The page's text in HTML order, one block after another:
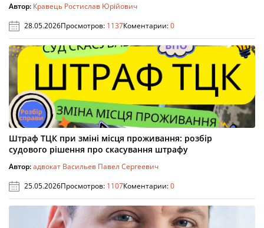
Автор: Кравець Ростислав Юрійович
28.05.2026Просмотров: 1137Коментарии:0
Штраф ТЦК при зміні місця проживання: розбір
судового рішення про скасування штрафу
Автор:адвокат Васильев Павел Сергеевич
25.05.2026Просмотров: 1107Коментарии:0